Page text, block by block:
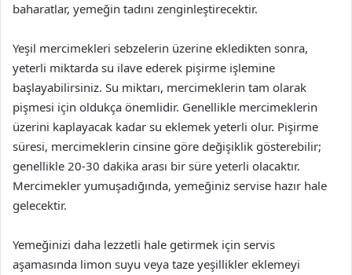
baharatlar, yemeğin tadını zenginleştirecektir.
Yeşil mercimekleri sebzelerin üzerine ekledikten sonra,
yeterli miktarda su ilave ederek pişirme işlemine
başlayabilirsiniz. Su miktarı, mercimeklerin tam olarak
pişmesi için oldukça önemlidir. Genellikle mercimeklerin
üzerini kaplayacak kadar su eklemek yeterli olur. Pişirme
süresi, mercimeklerin cinsine göre değişiklik gösterebilir;
genellikle 20-30 dakika arası bir süre yeterli olacaktır.
Mercimekler yumuşadığında, yemeğiniz servise hazır hale
gelecektir.
Yemeğinizi daha lezzetli hale getirmek için servis
aşamasında limon suyu veya taze yeşillikler eklemeyi